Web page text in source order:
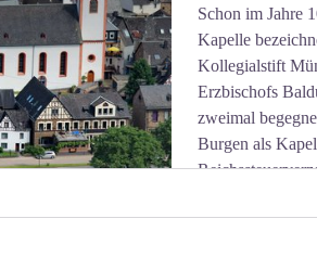
View picture in full screen
Schon im Jahre
Kapelle
Kollegialstift
Erzbischofs
zweimal
Burgen als
Teil der Kirche ist in der Sakristei mit